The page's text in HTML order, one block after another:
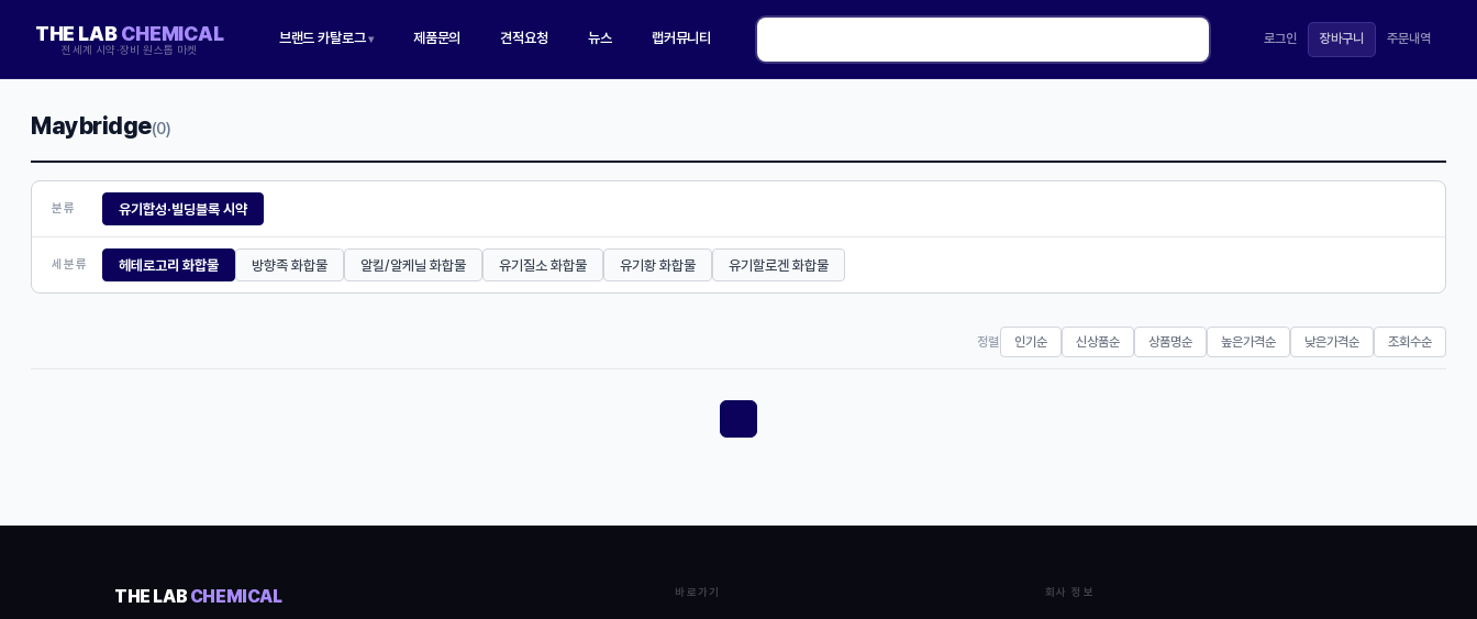
THE LABCHEMICAL
전세계 시약·장비 원스톱 마켓
브랜드 카탈로그▾ 제품문의 견적요청 뉴스 랩커뮤니티 로그인 장바구니 주문내역
Maybridge(0)
분류 유기합성·빌딩블록 시약
세분류 헤테로고리 화합물 방향족 화합물 알킬/알케닐 화합물 유기질소 화합물 유기황 화합물 유기할로겐 화합물
정렬 인기순 신상품순 상품명순 높은가격순 낮은가격순 조회수순
THE LAB CHEMICAL 바로가기 회사 정보